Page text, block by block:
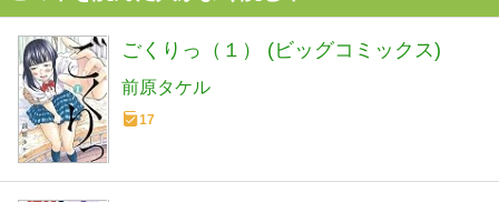
ごくりっ（１） (ビッグコミックス)
前原タケル
17